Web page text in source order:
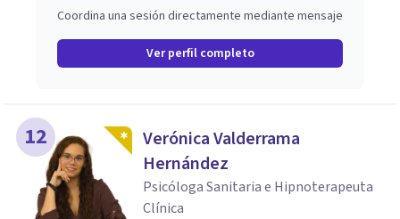
Coordina una sesión directamente mediante mensaje
Ver perfil completo
12
Verónica Valderrama
Hernández
Psicóloga Sanitaria e Hipnoterapeuta
Clínica